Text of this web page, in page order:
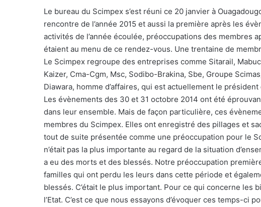
Le bureau du Scimpex s’est réuni ce 20 janvier à
rencontre de l’année 2015 et aussi la première après les
activités de l’année écoulée, préoccupations des membres
étaient au menu de ce rendez-vous. Une trentaine de
Le Scimpex regroupe des entreprises comme Sitarail,
Kaizer, Cma-Cgm, Msc, Sodibo-Brakina, Sbe, Groupe
Diawara, homme d’affaires, qui est actuellement le
Les évènements des 30 et 31 octobre 2014 ont été
dans leur ensemble. Mais de façon particulière, ces
membres du Scimpex. Elles ont enregistré des pillages et
tout de suite présentée comme une préoccupation pour le
n’était pas la plus importante au regard de la situation
a eu des morts et des blessés. Notre préoccupation
familles qui ont perdu les leurs dans cette période et
blessés. C’était le plus important. Pour ce qui concerne les
l’Etat. C’est ce que nous essayons d’évoquer ces temps-ci